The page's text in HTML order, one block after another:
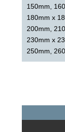
150mm,
180mm x
200mm,
230mm x
250mm,